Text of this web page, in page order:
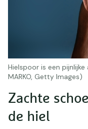
Zachte
de hiel
Hielspoor is een pijnlijke
MARKO, Getty Images)